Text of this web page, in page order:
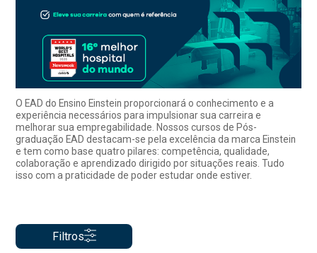
O EAD do Ensino Einstein proporcionará o conhecimento e a
experiência necessários para impulsionar sua carreira e
melhorar sua empregabilidade. Nossos cursos de Pós-
graduação EAD destacam-se pela excelência da marca Einstein
e tem como base quatro pilares: competência, qualidade,
colaboração e aprendizado dirigido por situações reais. Tudo
isso com a praticidade de poder estudar onde estiver.
Filtros